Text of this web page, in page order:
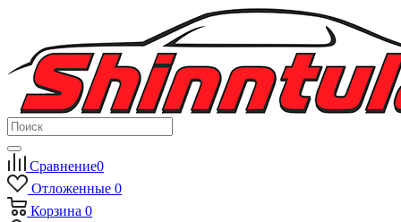
Сравнение0
Отложенные 0
Корзина 0